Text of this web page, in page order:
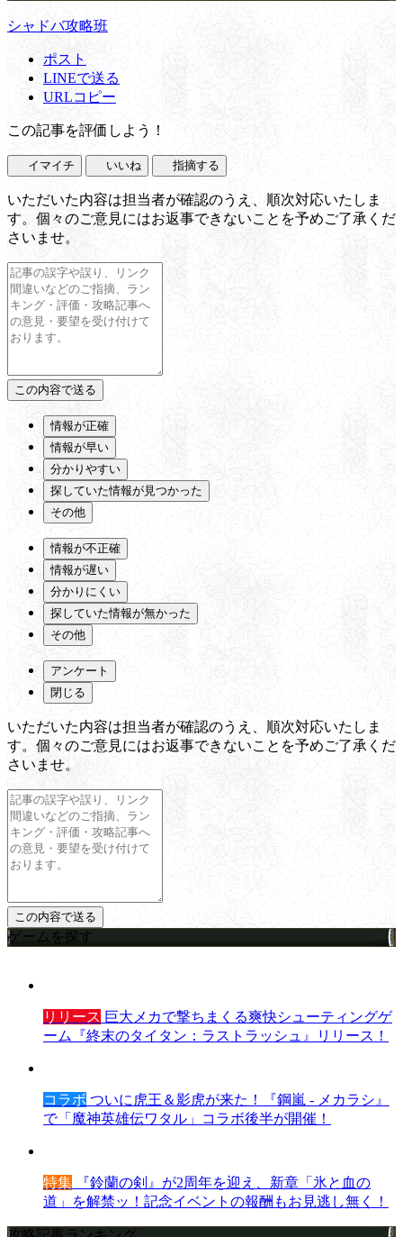
シャドバ攻略班
ポスト
LINEで送る
URLコピー
この記事を評価しよう！
イマイチ いいね 指摘する
いただいた内容は担当者が確認のうえ、順次対応いたしま
す。個々のご意見にはお返事できないことを予めご了承くだ
さいませ。
情報が正確
情報が早い
分かりやすい
探していた情報が見つかった
その他
情報が不正確
情報が遅い
分かりにくい
探していた情報が無かった
その他
アンケート
閉じる
いただいた内容は担当者が確認のうえ、順次対応いたしま
す。個々のご意見にはお返事できないことを予めご了承くだ
さいませ。
ゲームを探す
リリース 巨大メカで撃ちまくる爽快シューティングゲ
ーム『終末のタイタン：ラストラッシュ』リリース！
コラボ ついに虎王＆影虎が来た！『鋼嵐 - メカラシ』
で「魔神英雄伝ワタル」コラボ後半が開催！
特集 『鈴蘭の剣』が2周年を迎え、新章「氷と血の
道」を解禁ッ！記念イベントの報酬もお見逃し無く！